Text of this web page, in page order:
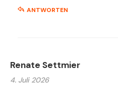
ANTWORTEN
Renate Settmier
4. Juli 2026